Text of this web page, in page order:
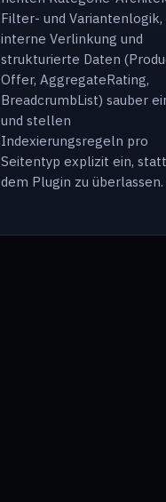
Filter- und Variantenlogik,
interne Verlinkung und
strukturierte Daten
Offer, AggregateRating,
BreadcrumbList) sauber
und stellen
Indexierungsregeln pro
Seitentyp explizit ein,
dem Plugin zu überlassen.